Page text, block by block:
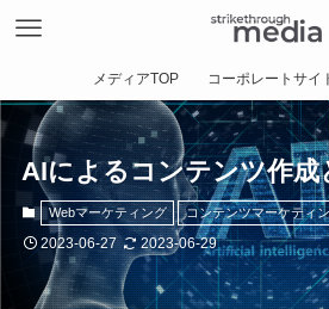
メディアTOP コーポレートサイ
AIによるコンテンツ作成
Webマーケティング コンテンツマーケティ
2023-06-27 2023-06-29